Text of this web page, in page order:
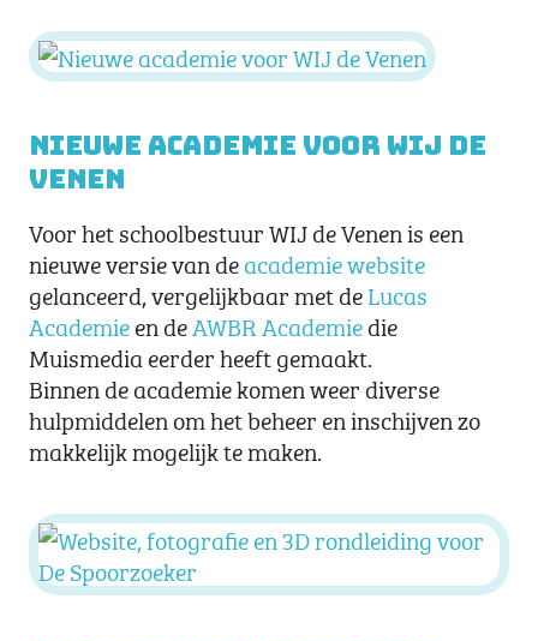
Nieuwe academie voor WIJ de
Venen
Voor het schoolbestuur WIJ de Venen is een
nieuwe versie van deacademie website
gelanceerd, vergelijkbaar met deLucas
Academieen deAWBR Academiedie
Muismedia eerder heeft gemaakt.
Binnen de academie komen weer diverse
hulpmiddelen om het beheer en inschijven zo
makkelijk mogelijk te maken.